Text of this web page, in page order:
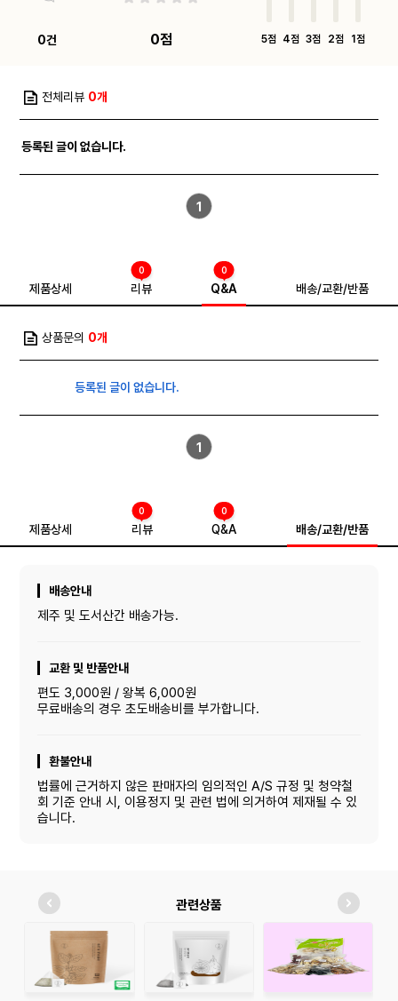
0건 0점 5점 4점 3점 2점 1점
전체리뷰 0개
등록된 글이 없습니다.
1
제품상세 리뷰
0
Q&A
0
배송/교환/반품
상품문의 0개
등록된 글이 없습니다.
1
제품상세 리뷰
0
Q&A
0
배송/교환/반품
배송안내
제주 및 도서산간 배송가능.
교환 및 반품안내
편도 3,000원 / 왕복 6,000원
무료배송의 경우 초도배송비를 부가합니다.
환불안내
법률에 근거하지 않은 판매자의 임의적인 A/S 규정 및 청약철
회 기준 안내 시, 이용정지 및 관련 법에 의거하여 제재될 수 있
습니다.
관련상품